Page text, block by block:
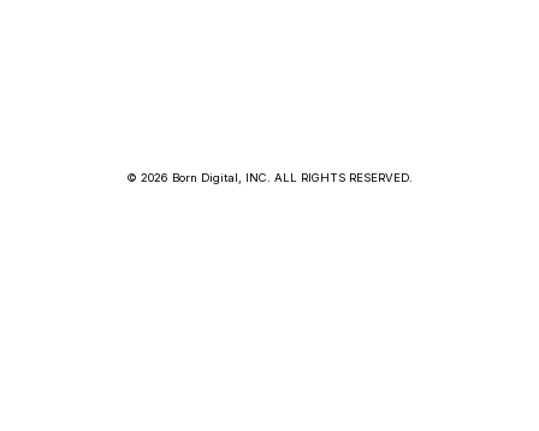
© 2026 Born Digital, INC. ALL RIGHTS RESERVED.